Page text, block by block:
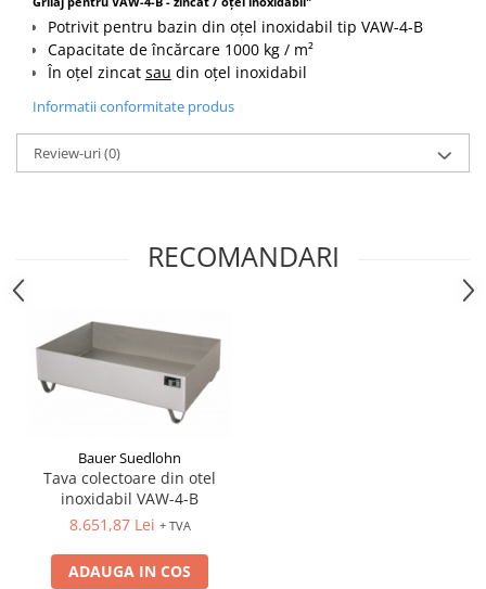
Pozitionere de sudura
Instalatii de rotire
Platforme foarfeca
Tip SB - cu bază rabatabilă
Nacela stivuitor
Translator stivuitor
Prelungitor lame stivuitor CAM
attachments
Atasamente profesionale CAM
Potrivit pentru bazin din oțel inoxidabil tip VAW-4-B
Capacitate de încărcare 1000 kg / m²
În oțel zincat sau din oțel inoxidabil
Informatii conformitate produs
Review-uri(0)
RECOMANDARI
Bauer Suedlohn
Tava colectoare din otel
inoxidabil VAW-4-B
8.651,87 Lei + TVA
ADAUGA IN COS